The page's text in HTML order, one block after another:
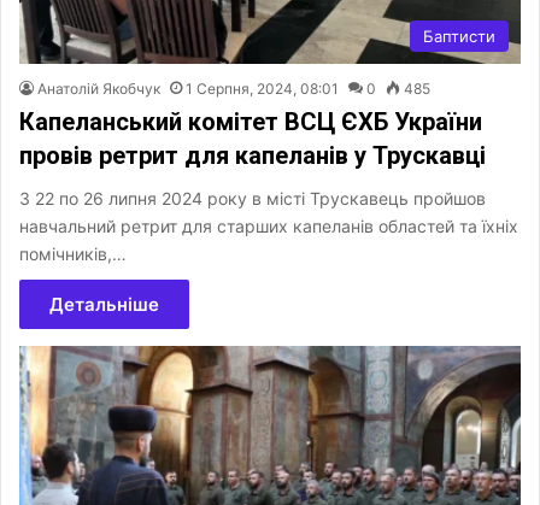
Баптисти
Анатолій Якобчук 1 Серпня, 2024, 08:01 0 485
Капеланський комітет ВСЦ ЄХБ України
провів ретрит для капеланів у Трускавці
З 22 по 26 липня 2024 року в місті Трускавець пройшов
навчальний ретрит для старших капеланів областей та їхніх
помічників,…
Детальніше